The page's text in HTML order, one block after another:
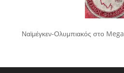
Ναϊμέγκεν-Ολυμπιακός στο Mega